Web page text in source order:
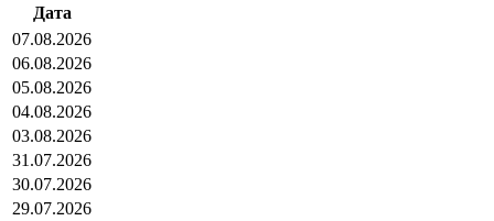
Дата
07.08.2026
06.08.2026
05.08.2026
04.08.2026
03.08.2026
31.07.2026
30.07.2026
29.07.2026